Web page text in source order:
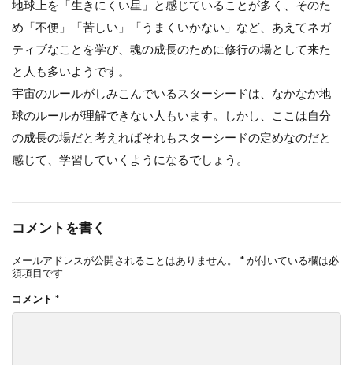
地球上を「生きにくい星」と感じていることが多く、そのた
め「不便」「苦しい」「うまくいかない」など、あえてネガ
ティブなことを学び、魂の成長のために修行の場として来た
と人も多いようです。
宇宙のルールがしみこんでいるスターシードは、なかなか地
球のルールが理解できない人もいます。しかし、ここは自分
の成長の場だと考えればそれもスターシードの定めなのだと
感じて、学習していくようになるでしょう。
コメントを書く
メールアドレスが公開されることはありません。 *が付いている欄は必
須項目です
コメント *